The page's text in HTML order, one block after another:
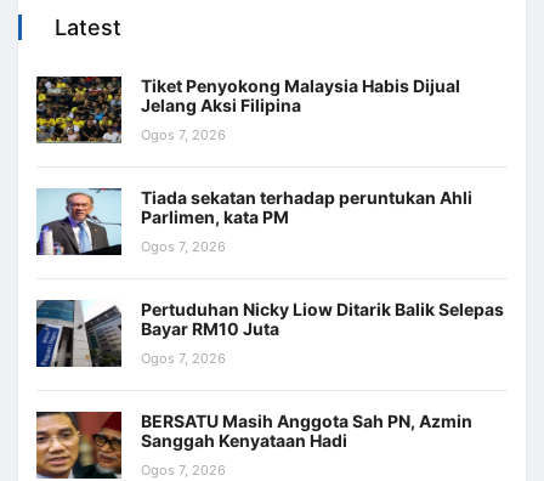
Latest
Tiket Penyokong Malaysia Habis Dijual
Jelang Aksi Filipina
Ogos 7, 2026
Tiada sekatan terhadap peruntukan Ahli
Parlimen, kata PM
Ogos 7, 2026
Pertuduhan Nicky Liow Ditarik Balik Selepas
Bayar RM10 Juta
Ogos 7, 2026
BERSATU Masih Anggota Sah PN, Azmin
Sanggah Kenyataan Hadi
Ogos 7, 2026